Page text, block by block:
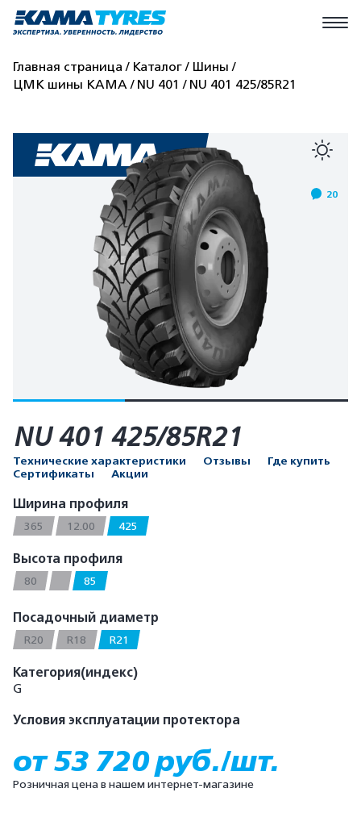
Главная страница Каталог
Шины
ЦМК шины КАМА
NU 401 NU 401 425/85R21
20
NU 401 425/85R21
Технические характеристики Отзывы
Где купить
Сертификаты
Акции
Ширина профиля
365 12.00 425
Высота профиля
80 85
Посадочный диаметр
R20 R18 R21
Категория(индекс)
G
Условия эксплуатации протектора
от 53 720 руб./шт.
Розничная цена в нашем интернет-магазине